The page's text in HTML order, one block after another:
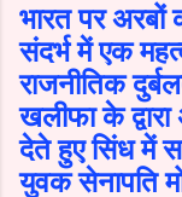
भारत पर
संदर्भ में एक
राजनीतिक
खलीफा के द्वारा
देते हुए सिंध में
युवक सेनापति